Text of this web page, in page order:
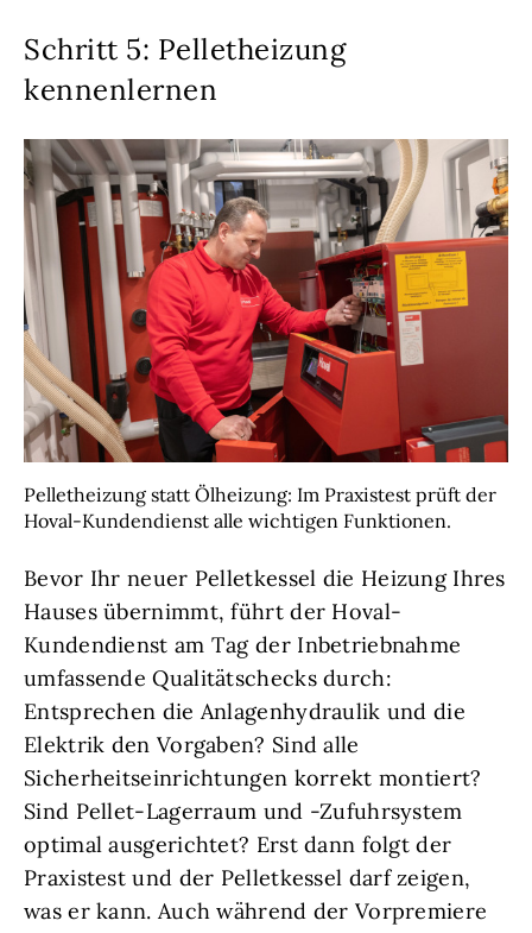
Schritt 5: Pelletheizung
kennenlernen
Pelletheizung statt Ölheizung: Im Praxistest prüft der
Hoval-Kundendienst alle wichtigen Funktionen.
Bevor Ihr neuer Pelletkessel die Heizung Ihres
Hauses übernimmt, führt der Hoval-
Kundendienst am Tag der Inbetriebnahme
umfassende Qualitätschecks durch:
Entsprechen die Anlagenhydraulik und die
Elektrik den Vorgaben? Sind alle
Sicherheitseinrichtungen korrekt montiert?
Sind Pellet-Lagerraum und -Zufuhrsystem
optimal ausgerichtet? Erst dann folgt der
Praxistest und der Pelletkessel darf zeigen,
was er kann. Auch während der Vorpremiere